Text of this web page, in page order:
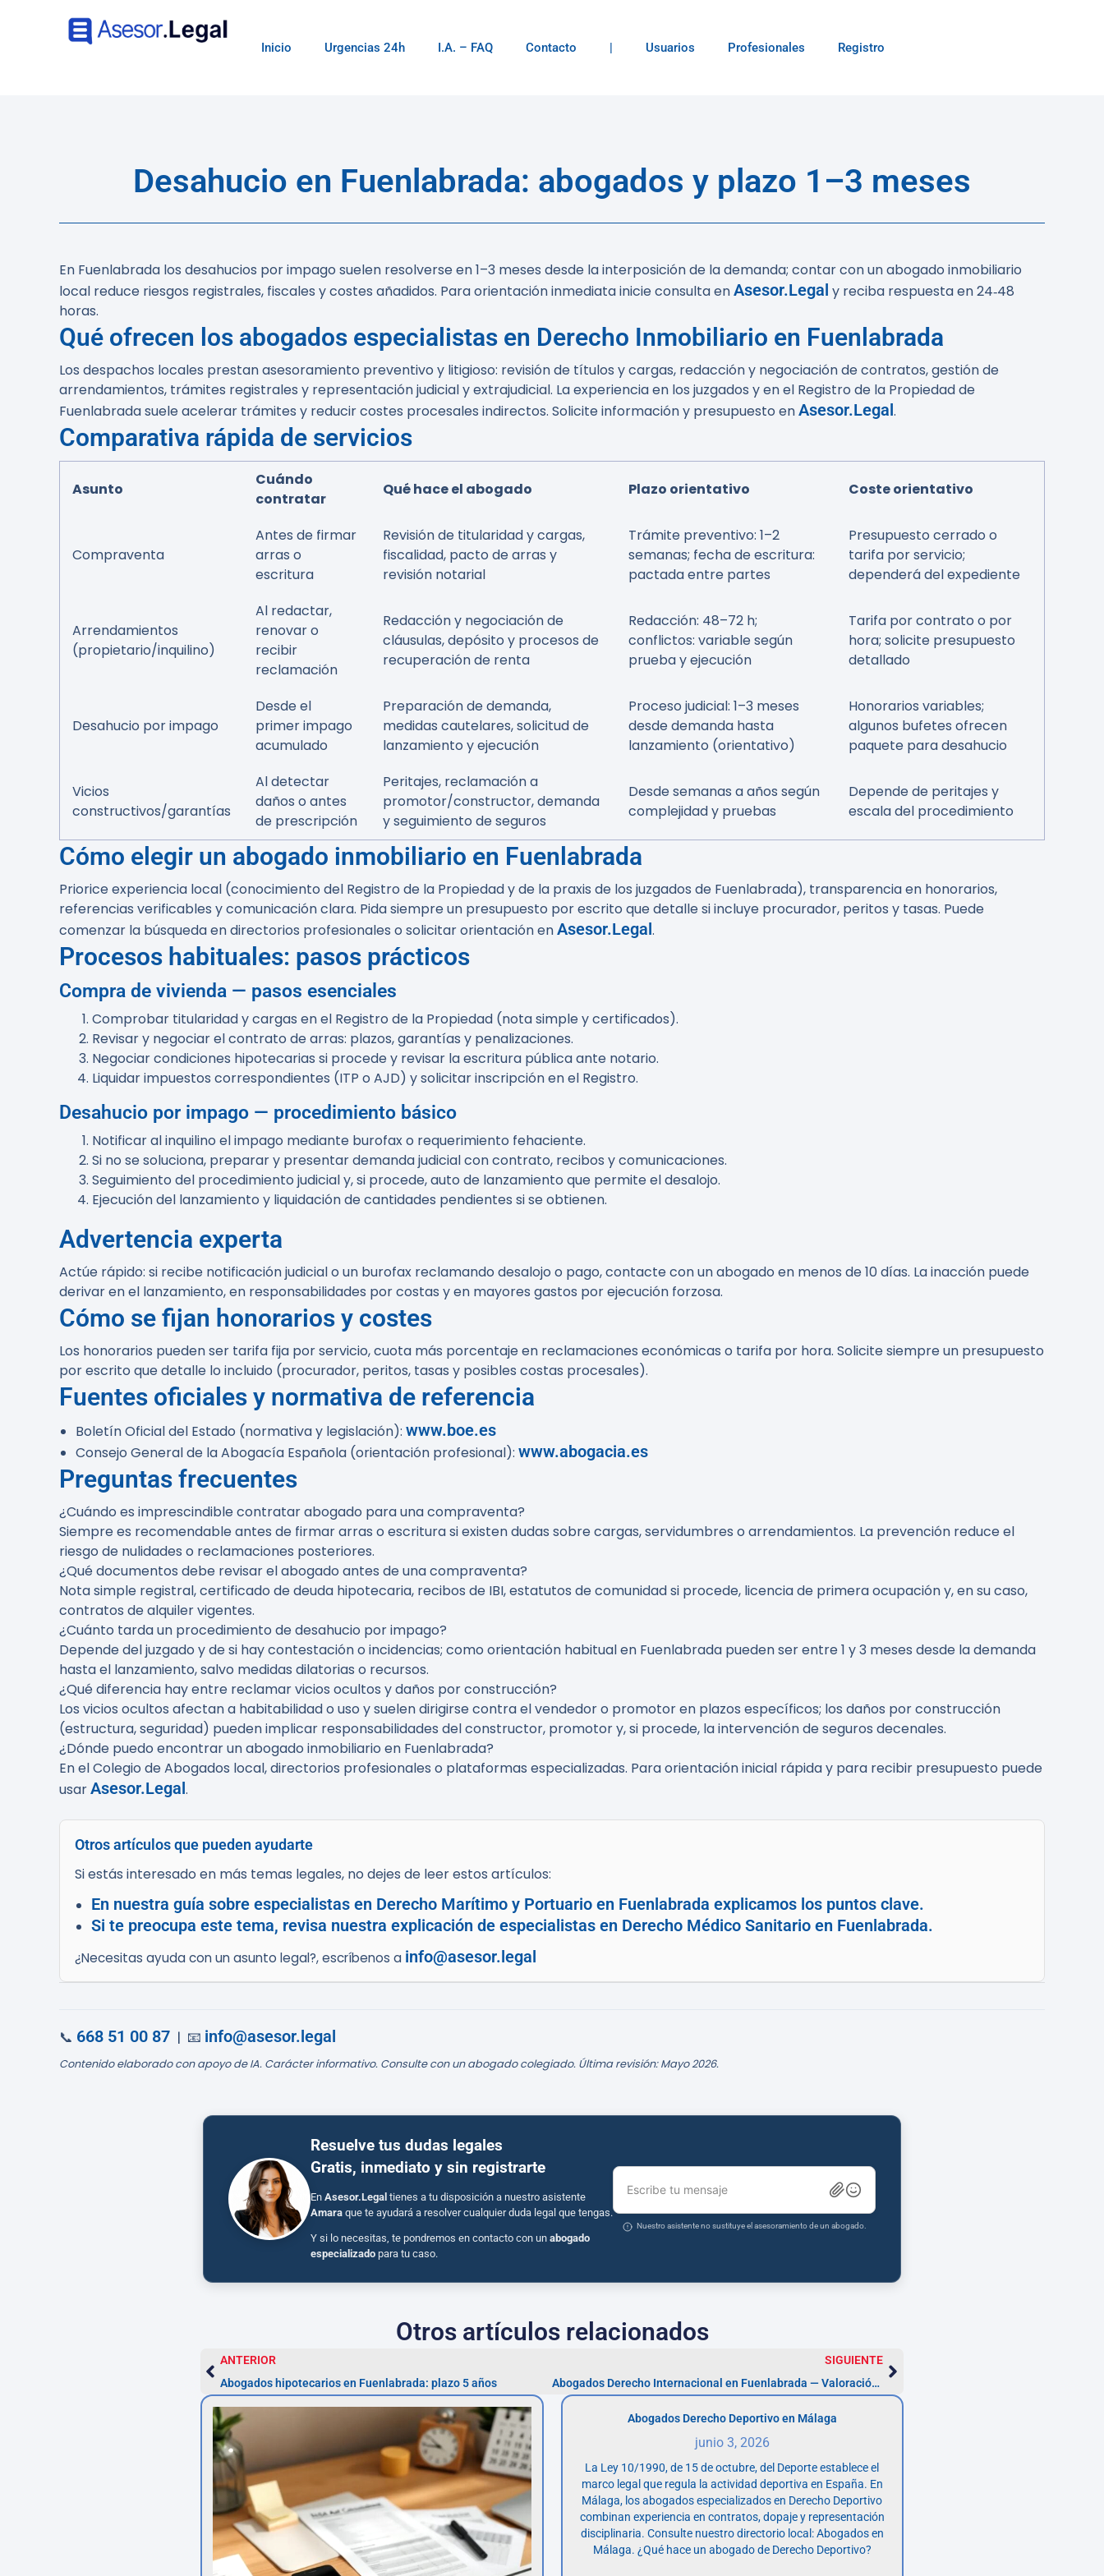
Inicio Urgencias 24h I.A. – FAQ Contacto | Usuarios Profesionales Registro
Desahucio en Fuenlabrada: abogados y plazo 1–3 meses
En Fuenlabrada los desahucios por impago suelen resolverse en 1–3 meses desde la interposición de la demanda; contar con un abogado inmobiliario
local reduce riesgos registrales, fiscales y costes añadidos. Para orientación inmediata inicie consulta enAsesor.Legal y reciba respuesta en 24‑48
horas.
Qué ofrecen los abogados especialistas en Derecho Inmobiliario en Fuenlabrada
Los despachos locales prestan asesoramiento preventivo y litigioso: revisión de títulos y cargas, redacción y negociación de contratos, gestión de
arrendamientos, trámites registrales y representación judicial y extrajudicial. La experiencia en los juzgados y en el Registro de la Propiedad de
Fuenlabrada suele acelerar trámites y reducir costes procesales indirectos. Solicite información y presupuesto enAsesor.Legal.
Comparativa rápida de servicios
Asunto
Cuándo
contratar
Qué hace el abogado Plazo orientativo Coste orientativo
Compraventa
Antes de firmar
arras o
escritura
Revisión de titularidad y cargas,
fiscalidad, pacto de arras y
revisión notarial
Trámite preventivo: 1–2
semanas; fecha de escritura:
pactada entre partes
Presupuesto cerrado o
tarifa por servicio;
dependerá del expediente
Arrendamientos
(propietario/inquilino)
Al redactar,
renovar o
recibir
reclamación
Redacción y negociación de
cláusulas, depósito y procesos de
recuperación de renta
Redacción: 48–72 h;
conflictos: variable según
prueba y ejecución
Tarifa por contrato o por
hora; solicite presupuesto
detallado
Desahucio por impago
Desde el
primer impago
acumulado
Preparación de demanda,
medidas cautelares, solicitud de
lanzamiento y ejecución
Proceso judicial: 1–3 meses
desde demanda hasta
lanzamiento (orientativo)
Honorarios variables;
algunos bufetes ofrecen
paquete para desahucio
Vicios
constructivos/garantías
Al detectar
daños o antes
de prescripción
Peritajes, reclamación a
promotor/constructor, demanda
y seguimiento de seguros
Desde semanas a años según
complejidad y pruebas
Depende de peritajes y
escala del procedimiento
Cómo elegir un abogado inmobiliario en Fuenlabrada
Priorice experiencia local (conocimiento del Registro de la Propiedad y de la praxis de los juzgados de Fuenlabrada), transparencia en honorarios,
referencias verificables y comunicación clara. Pida siempre un presupuesto por escrito que detalle si incluye procurador, peritos y tasas. Puede
comenzar la búsqueda en directorios profesionales o solicitar orientación enAsesor.Legal.
Procesos habituales: pasos prácticos
Compra de vivienda — pasos esenciales
Comprobar titularidad y cargas en el Registro de la Propiedad (nota simple y certificados).
Revisar y negociar el contrato de arras: plazos, garantías y penalizaciones.
Negociar condiciones hipotecarias si procede y revisar la escritura pública ante notario.
Liquidar impuestos correspondientes (ITP o AJD) y solicitar inscripción en el Registro.
Desahucio por impago — procedimiento básico
Notificar al inquilino el impago mediante burofax o requerimiento fehaciente.
Si no se soluciona, preparar y presentar demanda judicial con contrato, recibos y comunicaciones.
Seguimiento del procedimiento judicial y, si procede, auto de lanzamiento que permite el desalojo.
Ejecución del lanzamiento y liquidación de cantidades pendientes si se obtienen.
Advertencia experta
Actúe rápido: si recibe notificación judicial o un burofax reclamando desalojo o pago, contacte con un abogado en menos de 10 días. La inacción puede
derivar en el lanzamiento, en responsabilidades por costas y en mayores gastos por ejecución forzosa.
Cómo se fijan honorarios y costes
Los honorarios pueden ser tarifa fija por servicio, cuota más porcentaje en reclamaciones económicas o tarifa por hora. Solicite siempre un presupuesto
por escrito que detalle lo incluido (procurador, peritos, tasas y posibles costas procesales).
Fuentes oficiales y normativa de referencia
Boletín Oficial del Estado (normativa y legislación): www.boe.es
Consejo General de la Abogacía Española (orientación profesional): www.abogacia.es
Preguntas frecuentes
¿Cuándo es imprescindible contratar abogado para una compraventa?
Siempre es recomendable antes de firmar arras o escritura si existen dudas sobre cargas, servidumbres o arrendamientos. La prevención reduce el
riesgo de nulidades o reclamaciones posteriores.
¿Qué documentos debe revisar el abogado antes de una compraventa?
Nota simple registral, certificado de deuda hipotecaria, recibos de IBI, estatutos de comunidad si procede, licencia de primera ocupación y, en su caso,
contratos de alquiler vigentes.
¿Cuánto tarda un procedimiento de desahucio por impago?
Depende del juzgado y de si hay contestación o incidencias; como orientación habitual en Fuenlabrada pueden ser entre 1 y 3 meses desde la demanda
hasta el lanzamiento, salvo medidas dilatorias o recursos.
¿Qué diferencia hay entre reclamar vicios ocultos y daños por construcción?
Los vicios ocultos afectan a habitabilidad o uso y suelen dirigirse contra el vendedor o promotor en plazos específicos; los daños por construcción
(estructura, seguridad) pueden implicar responsabilidades del constructor, promotor y, si procede, la intervención de seguros decenales.
¿Dónde puedo encontrar un abogado inmobiliario en Fuenlabrada?
En el Colegio de Abogados local, directorios profesionales o plataformas especializadas. Para orientación inicial rápida y para recibir presupuesto puede
usarAsesor.Legal.
Otros artículos que pueden ayudarte
Si estás interesado en más temas legales, no dejes de leer estos artículos:
En nuestra guía sobre especialistas en Derecho Marítimo y Portuario en Fuenlabrada explicamos los puntos clave.
Si te preocupa este tema, revisa nuestra explicación de especialistas en Derecho Médico Sanitario en Fuenlabrada.
¿Necesitas ayuda con un asunto legal?, escríbenos a info@asesor.legal
📞 668 51 00 87 | 📧 info@asesor.legal
Contenido elaborado con apoyo de IA. Carácter informativo. Consulte con un abogado colegiado. Última revisión: Mayo 2026.
Resuelve tus dudas legales
Gratis, inmediato y sin registrarte
En Asesor.Legal tienes a tu disposición a nuestro asistente
Amara que te ayudará a resolver cualquier duda legal que tengas.
Y si lo necesitas, te pondremos en contacto con un abogado
especializado para tu caso.
Escribe tu mensaje
Nuestro asistente no sustituye el asesoramiento de un abogado.
Otros artículos relacionados
ANTERIOR
Abogados hipotecarios en Fuenlabrada: plazo 5 años
SIGUIENTE
Abogados Derecho Internacional en Fuenlabrada — Valoración 48h
Abogados Derecho Deportivo en Málaga
junio 3, 2026
La Ley 10/1990, de 15 de octubre, del Deporte establece el
marco legal que regula la actividad deportiva en España. En
Málaga, los abogados especializados en Derecho Deportivo
combinan experiencia en contratos, dopaje y representación
disciplinaria. Consulte nuestro directorio local: Abogados en
Málaga. ¿Qué hace un abogado de Derecho Deportivo?